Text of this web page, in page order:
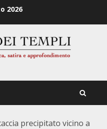
2026
precipitato vicino a